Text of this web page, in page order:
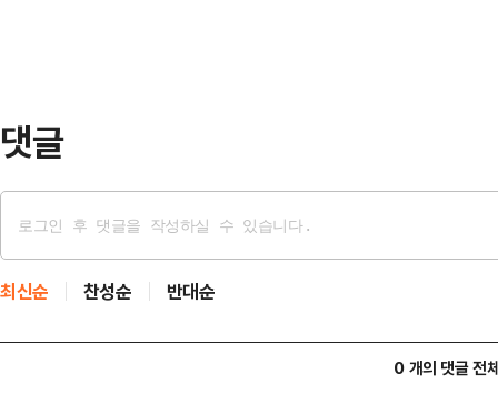
댓글
최신순 찬성순 반대순
0 개의 댓글 전